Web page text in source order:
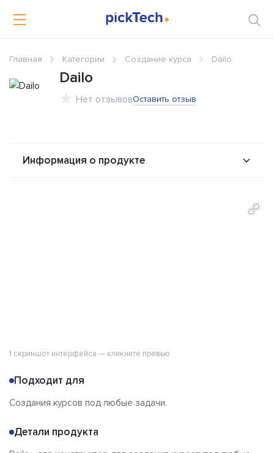
Главная Категории Создание курса Dailo
Dailo
Нет отзывовОставить отзыв
Информация о продукте
1 скриншот интерфейса — кликните превью
Подходит для
Создания курсов под любые задачи.
Детали продукта